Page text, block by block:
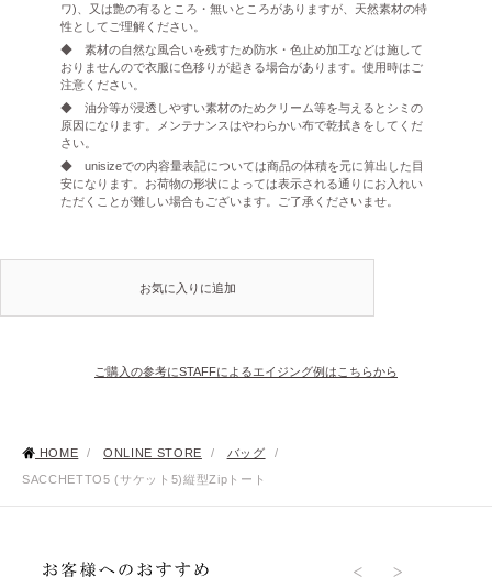
ワ)、又は艶の有るところ・無いところがありますが、天然素材の特
性としてご理解ください。
◆ 素材の自然な風合いを残すため防水・色止め加工などは施して
おりませんので衣服に色移りが起きる場合があります。使用時はご
注意ください。
◆ 油分等が浸透しやすい素材のためクリーム等を与えるとシミの
原因になります。メンテナンスはやわらかい布で乾拭きをしてくだ
さい。
◆ unisizeでの内容量表記については商品の体積を元に算出した目
安になります。お荷物の形状によっては表示される通りにお入れい
ただくことが難しい場合もございます。ご了承くださいませ。
お気に入りに追加
ご購入の参考にSTAFFによるエイジング例はこちらから
HOME / ONLINE STORE / バッグ
/
SACCHETTO5 (サケット5)縦型Zipトート